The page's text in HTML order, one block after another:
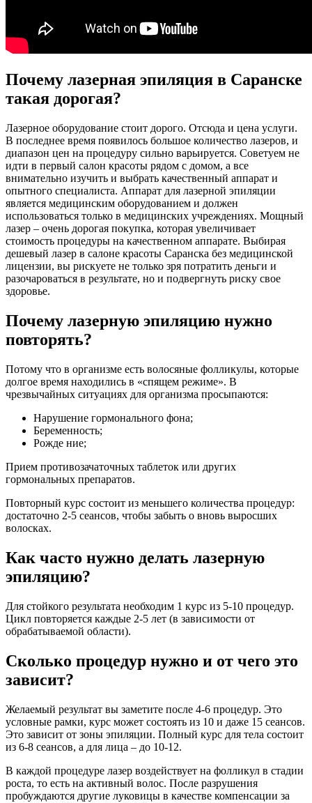
Почему лазерная эпиляция в Саранске
такая дорогая?
Лазерное оборудование стоит дорого. Отсюда и цена услуги.
В последнее время появилось большое количество лазеров, и
диапазон цен на процедуру сильно варьируется. Советуем не
идти в первый салон красоты рядом с домом, а все
внимательно изучить и выбрать качественный аппарат и
опытного специалиста. Аппарат для лазерной эпиляции
является медицинским оборудованием и должен
использоваться только в медицинских учреждениях. Мощный
лазер – очень дорогая покупка, которая увеличивает
стоимость процедуры на качественном аппарате. Выбирая
дешевый лазер в салоне красоты Саранска без медицинской
лицензии, вы рискуете не только зря потратить деньги и
разочароваться в результате, но и подвергнуть риску свое
здоровье.
Почему лазерную эпиляцию нужно
повторять?
Потому что в организме есть волосяные фолликулы, которые
долгое время находились в «спящем режиме». В
чрезвычайных ситуациях для организма просыпаются:
Нарушение гормонального фона;
Беременность;
Рожде ние;
Прием противозачаточных таблеток или других
гормональных препаратов.
Повторный курс состоит из меньшего количества процедур:
достаточно 2-5 сеансов, чтобы забыть о вновь выросших
волосках.
Как часто нужно делать лазерную
эпиляцию?
Для стойкого результата необходим 1 курс из 5-10 процедур.
Цикл повторяется каждые 2-5 лет (в зависимости от
обрабатываемой области).
Сколько процедур нужно и от чего это
зависит?
Желаемый результат вы заметите после 4-6 процедур. Это
условные рамки, курс может состоять из 10 и даже 15 сеансов.
Это зависит от зоны эпиляции. Полный курс для тела состоит
из 6-8 сеансов, а для лица – до 10-12.
В каждой процедуре лазер воздействует на фолликул в стадии
роста, то есть на активный волос. После разрушения
пробуждаются другие луковицы в качестве компенсации за